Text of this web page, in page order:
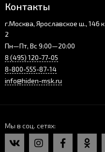
Контакты
г.Москва, Ярославское ш., 146 к
2
Пн—Пт, Вс 9:00—20:00
8 (495) 120-77-05
8-800-555-87-14
info@hiden-msk.ru
Мы в соц. сетях